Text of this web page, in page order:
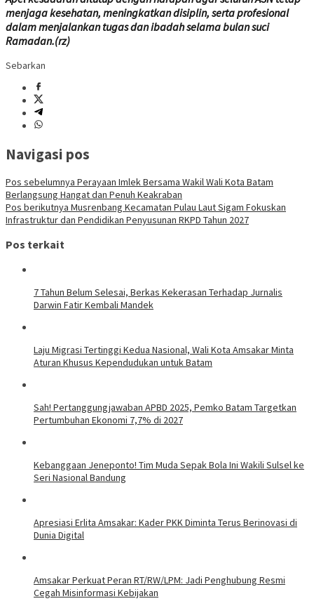
menjaga kesehatan, meningkatkan disiplin, serta profesional
dalam menjalankan tugas dan ibadah selama bulan suci
Ramadan.(rz)
Sebarkan
Navigasi pos
Pos sebelumnya Perayaan Imlek Bersama Wakil Wali Kota Batam
Berlangsung Hangat dan Penuh Keakraban
Pos berikutnya Musrenbang Kecamatan Pulau Laut Sigam Fokuskan
Infrastruktur dan Pendidikan Penyusunan RKPD Tahun 2027
Pos terkait
7 Tahun Belum Selesai, Berkas Kekerasan Terhadap Jurnalis
Darwin Fatir Kembali Mandek
Laju Migrasi Tertinggi Kedua Nasional, Wali Kota Amsakar Minta
Aturan Khusus Kependudukan untuk Batam
Sah! Pertanggungjawaban APBD 2025, Pemko Batam Targetkan
Pertumbuhan Ekonomi 7,7% di 2027
Kebanggaan Jeneponto! Tim Muda Sepak Bola Ini Wakili Sulsel ke
Seri Nasional Bandung
Apresiasi Erlita Amsakar: Kader PKK Diminta Terus Berinovasi di
Dunia Digital
Amsakar Perkuat Peran RT/RW/LPM: Jadi Penghubung Resmi
Cegah Misinformasi Kebijakan